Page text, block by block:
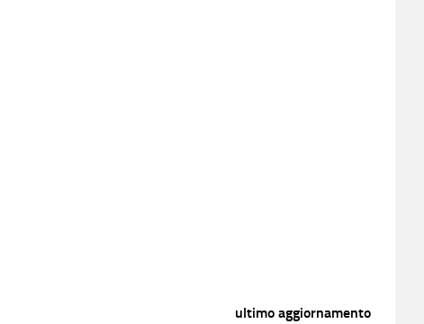
ultimo aggiornamento